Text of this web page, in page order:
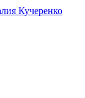
Кучеренко